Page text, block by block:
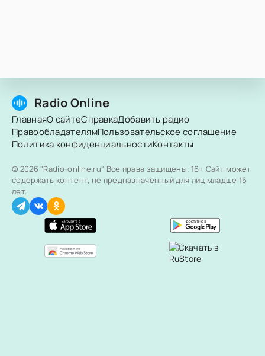
Radio Online
ГлавнаяО сайтеСправкаДобавить радио
ПравообладателямПользовательское соглашение
Политика конфиденциальностиКонтакты
© 2026 "Radio-online.ru" Все права защищены. 16+ Сайт может
содержать контент, не предназначенный для лиц младше 16
лет.